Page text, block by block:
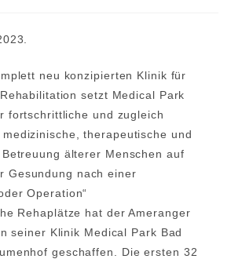
neu konzipierten Klinik für
setzt Medical Park
fortschrittliche und zugleich
medizinische, therapeutische und
älterer Menschen auf
Gesundung nach einer
Operation“
Rehaplätze hat der Ameranger
seiner Klinik Medical Park Bad
geschaffen. Die ersten 32